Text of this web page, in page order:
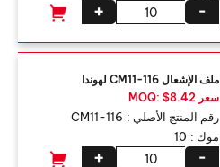
+ -
ملف الإشعال CM11-116 لهوندا
سعر MOQ: $8.42
رقم المنتج الأصلي : CM11-116
موك : 10
+ -